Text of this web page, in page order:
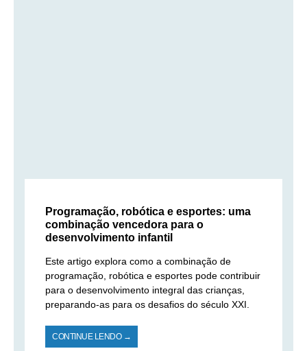
Programação, robótica e esportes: uma
combinação vencedora para o
desenvolvimento infantil
Este artigo explora como a combinação de
programação, robótica e esportes pode contribuir
para o desenvolvimento integral das crianças,
preparando-as para os desafios do século XXI.
CONTINUE LENDO →